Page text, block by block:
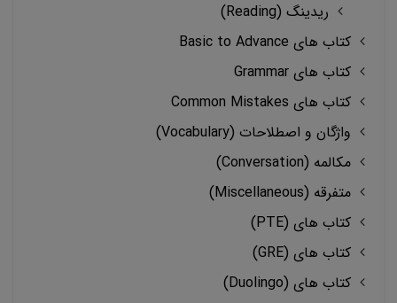
ریدینگ (Reading)
کتاب های Basic to Advance
کتاب های Grammar
کتاب های Common Mistakes
واژگان و اصطلاحات (Vocabulary)
مکالمه (Conversation)
متفرقه (Miscellaneous)
کتاب های (PTE)
کتاب های (GRE)
کتاب های (Duolingo)